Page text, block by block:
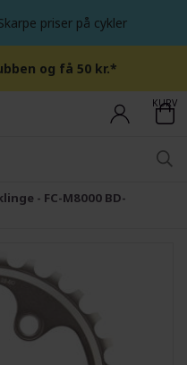
priser på cykler
og få 50 kr.*
KURV
- FC-M8000 BD-